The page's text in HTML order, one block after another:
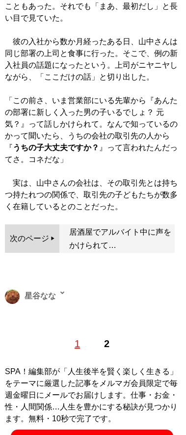
こともあった。それでも「まあ、最初だし」と長
い目で見ていた。
彼の入社から数か月経ったある日、山中さんは
同じ部署の上司と食事に行った。そこで、例の新
入社員の話題になったという。上司がニヤニヤし
ながら、「ここだけの話」と切り出した。
「この前さ、いま営業部にいる先輩から『あんた
の部署に新しく入った男の子いるでしょ？ 元
気？』って話しかけられて。なんで知っているの
かって聞いたら、うちの会社の取引先の人から
『うちの子大丈夫ですか？ 』って言われたんだっ
てさ。コネだな」
実は、山中さんの会社は、その取引先とは持ち
つ持たれつの関係で、取引先の子どもたちが数多
く在籍しているとのことだった。
次のページ
居酒屋でアルバイト中に声を
かけられて…
1 2
星谷なな
餃子大好き27歳。 たまに写真も撮ります。
記事一覧へ
SPA！編集部が「人生後半を賢く楽しく生きる」
をテーマに厳選した記事をメルマガ会員限定で毎
週金曜日にメールでお届けします。仕事・お金・
性・人間関係…人生を豊かにする秘訣が見つかり
ます。無料・10秒で完了です。